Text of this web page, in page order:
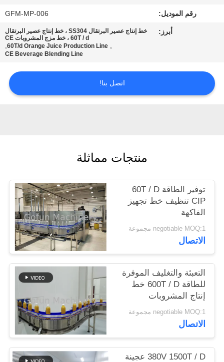
الجودة
حالات
اطلب
اقتباس
خريطة
الموقع
سياسة
الخصوصية
رقم الموديل: GFM-MP-006
أبرز:
خط إنتاج عصير البرتقال SS304 ، خط إنتاج عصير البرتقال
60T / d ، خط مزج المشروبات CE
,
60T/d Orange Juice Production Line
,
CE Beverage Blending Line
اتصل بنا!
منتجات مماثلة
توفير الطاقة 60T / D
CIP تنظيف خط تجهيز
الفاكهة
negotiable MOQ:1 مجموعة
الاتصال
التعبئة والتغليف الموفرة
للطاقة 600T / D خط
إنتاج المشروبات
negotiable MOQ:1 مجموعة
الاتصال
380V 1500T / D عجينة